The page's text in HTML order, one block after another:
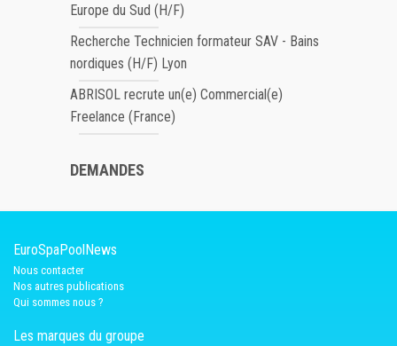
Europe du Sud (H/F)
Recherche Technicien formateur SAV - Bains
nordiques (H/F) Lyon
ABRISOL recrute un(e) Commercial(e)
Freelance (France)
DEMANDES
EuroSpaPoolNews
Nous contacter
Nos autres publications
Qui sommes nous ?
Les marques du groupe